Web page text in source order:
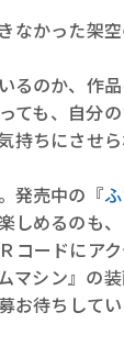
なかった架
るのか、作品
ても、自分
持ちにさせ
発売中の『
しめるのも、
コードにア
マシン』の
お待ちして
ロボット・イン